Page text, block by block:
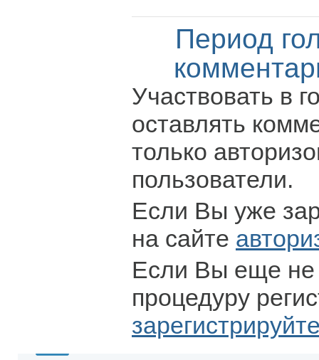
Период
Участвовать в
оставлять
только
пользователи.
Если Вы уже
на сайте
Если Вы еще не
процедуру